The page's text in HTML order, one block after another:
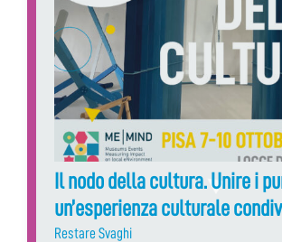
Il nodo della cultura. Unire i
un’esperienza culturale
Restare Svaghi